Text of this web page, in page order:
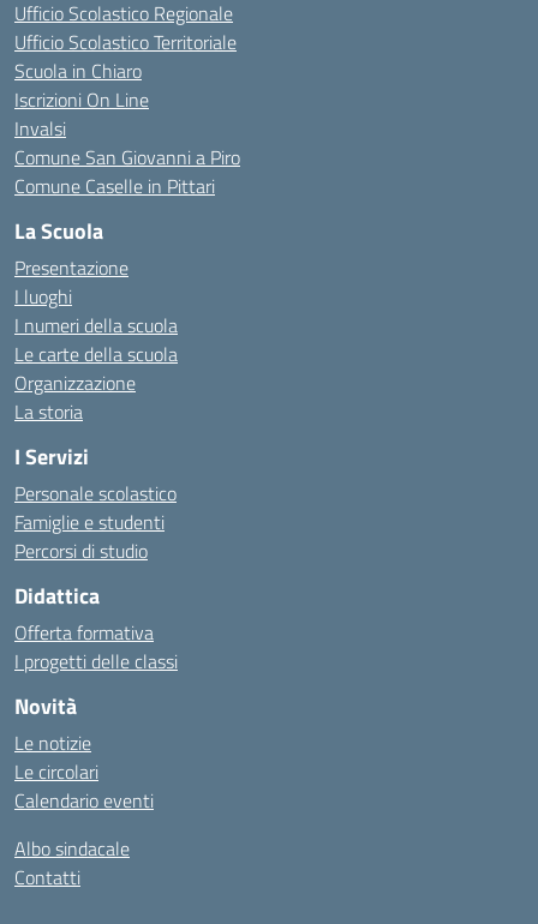
Ufficio Scolastico Regionale
Ufficio Scolastico Territoriale
Scuola in Chiaro
Iscrizioni On Line
Invalsi
Comune San Giovanni a Piro
Comune Caselle in Pittari
La Scuola
Presentazione
I luoghi
I numeri della scuola
Le carte della scuola
Organizzazione
La storia
I Servizi
Personale scolastico
Famiglie e studenti
Percorsi di studio
Didattica
Offerta formativa
I progetti delle classi
Novità
Le notizie
Le circolari
Calendario eventi
Albo sindacale
Contatti